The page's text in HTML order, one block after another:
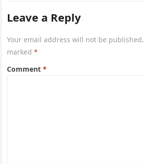
Leave a Reply
Your email address will not be published.
marked*
Comment*